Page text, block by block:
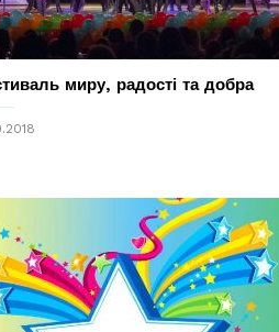
миру, радості та добра